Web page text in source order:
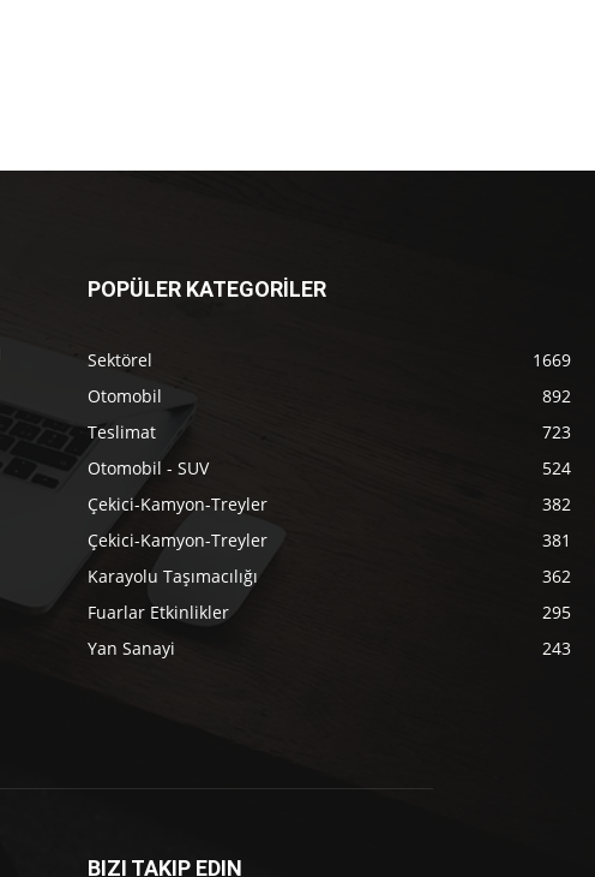
POPÜLER KATEGORİLER
Sektörel
1669
Otomobil
892
Teslimat
723
Otomobil - SUV
524
Çekici-Kamyon-Treyler
382
Çekici-Kamyon-Treyler
381
Karayolu Taşımacılığı
362
Fuarlar Etkinlikler
295
Yan Sanayi
243
BIZI TAKIP EDIN